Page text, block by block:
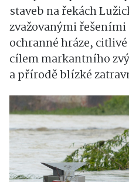
staveb na řekách
zvažovanými
ochranné hráze,
cílem markantního
a přírodě blízké